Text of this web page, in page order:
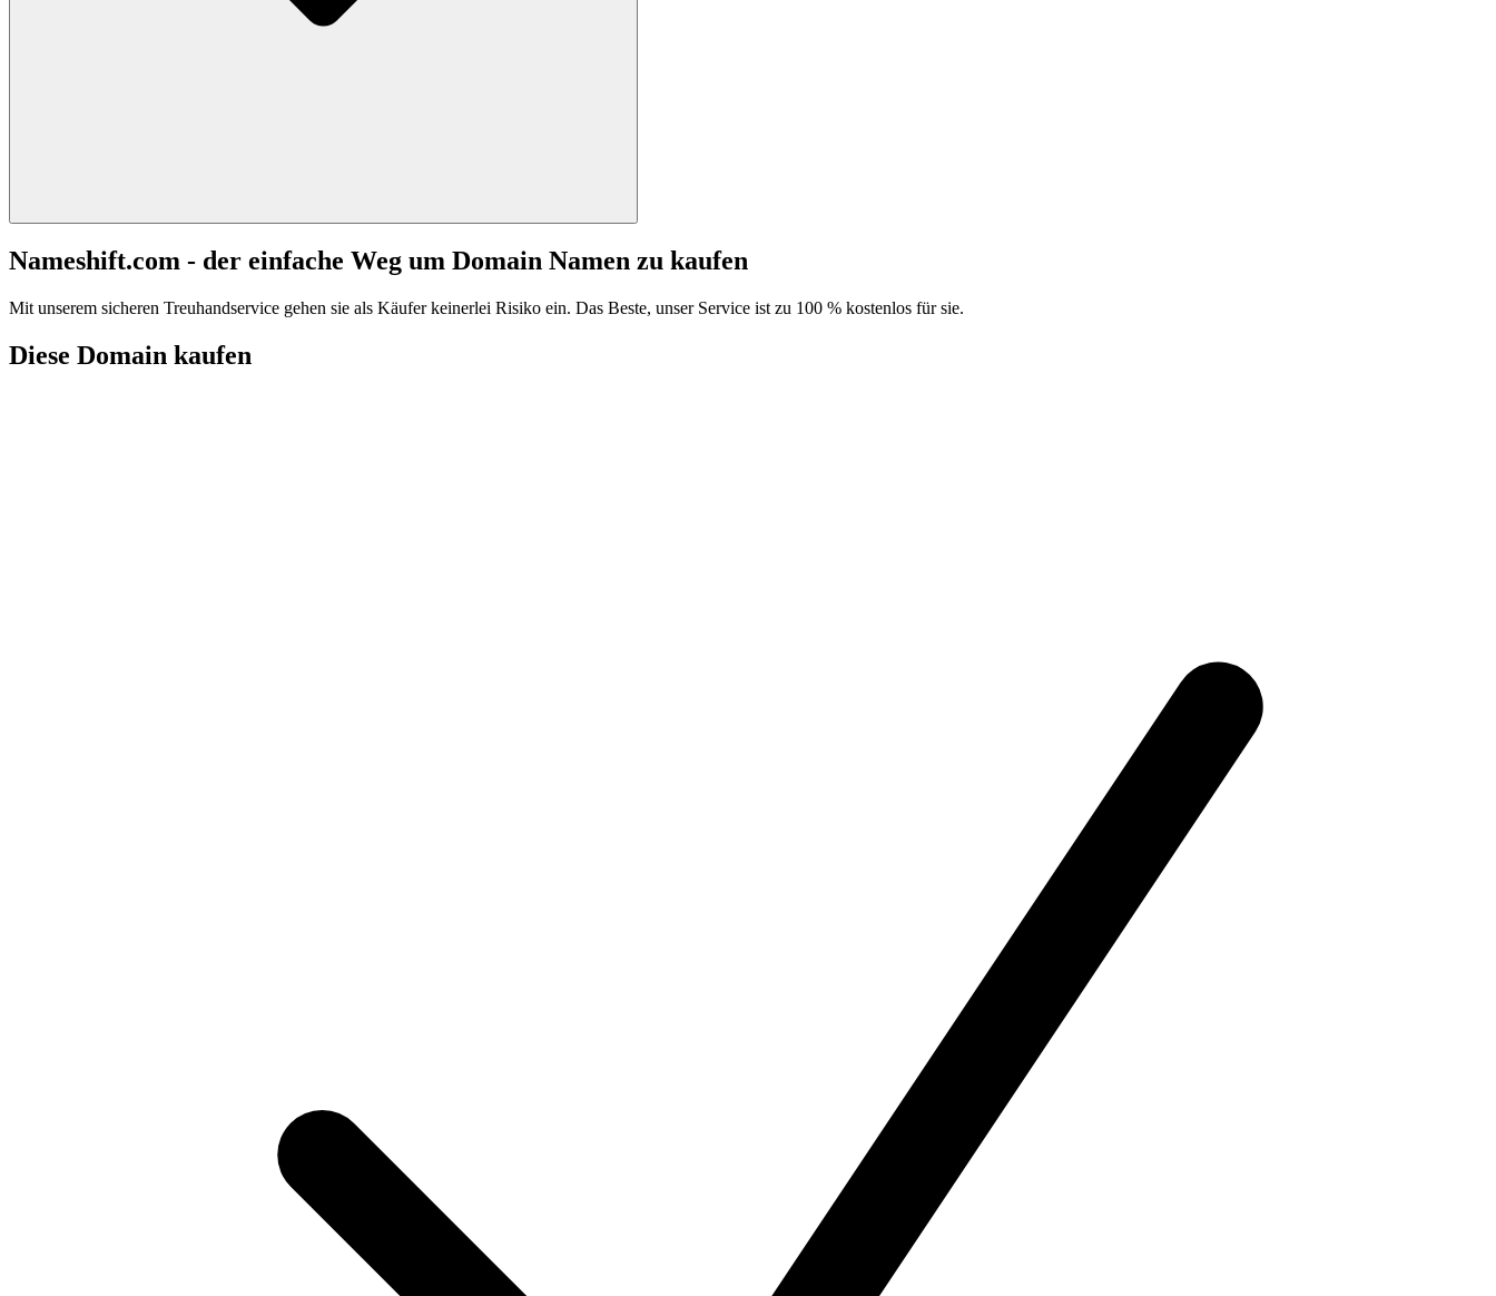
Nameshift.com - der einfache Weg um Domain Namen zu kaufen
Mit unserem sicheren Treuhandservice gehen sie als Käufer keinerlei Risiko ein. Das Beste, unser Service ist zu 100 % kostenlos für sie.
Diese Domain kaufen